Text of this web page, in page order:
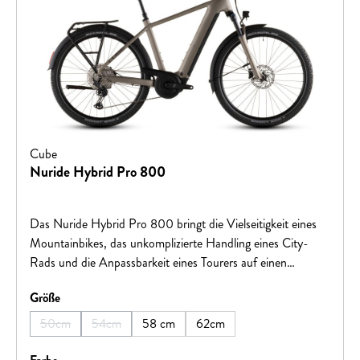
Cube
Nuride Hybrid Pro 800
Das Nuride Hybrid Pro 800 bringt die Vielseitigkeit eines
Mountainbikes, das unkomplizierte Handling eines City-
Rads und die Anpassbarkeit eines Tourers auf einen
Bosch CX Motor samt 800 Wh Akku macht jede Route
und jeden Anstieg zum Spaziergang. Diese Power
wohldosiert auf den Boden bringt die legendäre, per
Größeauswählen
50cm
(Diese Option ist zurzeit nicht verfügbar.)
54cm
(Diese Option ist zurzeit nicht verfügbar.)
58 cm
62cm